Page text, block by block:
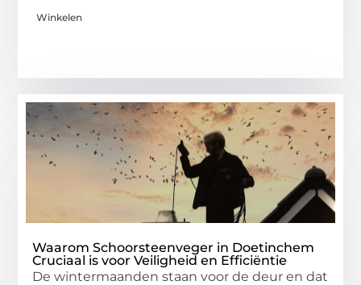
Winkelen
Waarom Schoorsteenveger in Doetinchem
Cruciaal is voor Veiligheid en Efficiëntie
De wintermaanden staan voor de deur en dat